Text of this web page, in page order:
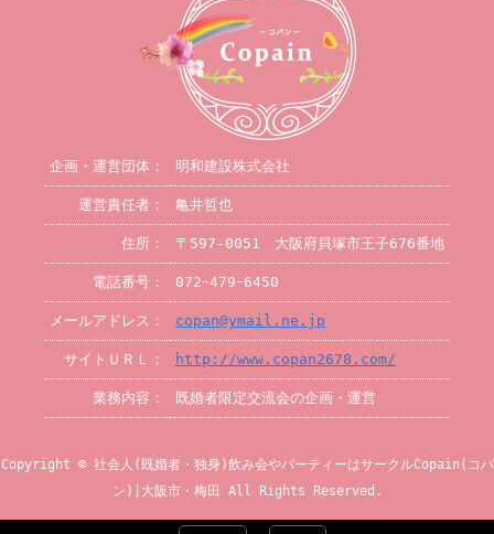
企画・運営団体： 明和建設株式会社
運営責任者： 亀井哲也
住所： 〒597-0051 大阪府貝塚市王子676番地
電話番号： 072ｰ479ｰ6450
メールアドレス： copan@ymail.ne.jp
サイトＵＲＬ： http://www.copan2678.com/
業務内容： 既婚者限定交流会の企画・運営
Copyright © 社会人(既婚者・独身)飲み会やパーティーはサークルCopain(コパ
ン)|大阪市・梅田 All Rights Reserved.